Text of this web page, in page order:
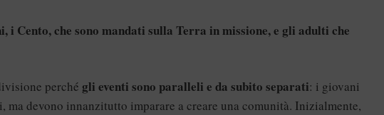
Cento, che sono mandati sulla Terra in missione, e gli adulti che
perché gli eventi sono paralleli e da subito separati: i giovani
ma devono innanzitutto imparare a creare una comunità. Inizialmente,